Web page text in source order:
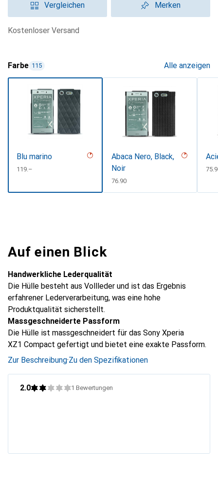
Vergleichen Merken
kostenloser Versand
Farbe 115 Alle anzeigen
Blu marino
CHF
119.–
Abaca Nero, Black,
Noir
CHF
76.90
CHF
Auf einen Blick
Handwerkliche Lederqualität
Die Hülle besteht aus Vollleder und ist das Ergebnis
erfahrener Lederverarbeitung, was eine hohe
Produktqualität sicherstellt.
Massgeschneiderte Passform
Die Hülle ist massgeschneidert für das Sony Xperia
XZ1 Compact gefertigt und bietet eine exakte Passform.
Zur Beschreibung·Zu den Spezifikationen
2.0 1 Bewertungen